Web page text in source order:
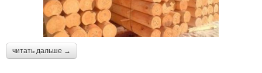
читать дальше →